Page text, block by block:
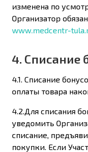
изменена по
Организатор
www.medcentr-
4. Списание
4.1. Списание
оплаты товара
4.2.Для списания
уведомить
списание,
покупки. Если